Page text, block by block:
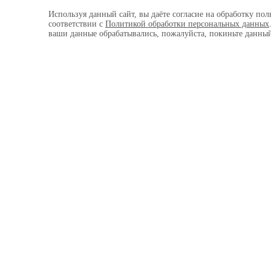
Используя данный сайт, вы даёте согласие на обработку
соответствии с Политикой обработки персональных данных
ваши данные обрабатывались, пожалуйста, покиньте